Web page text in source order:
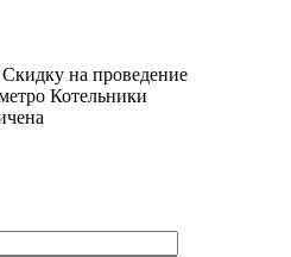
Скидку на проведение
Котельники